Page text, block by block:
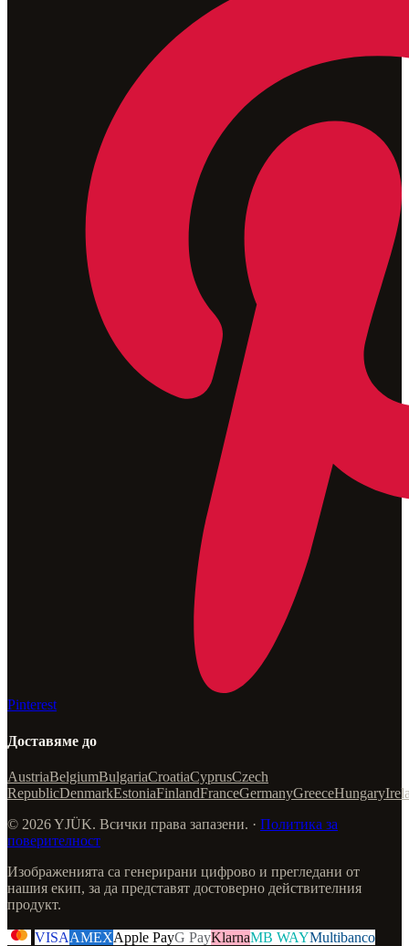
Pinterest
Доставяме до
AustriaBelgiumBulgariaCroatiaCyprusCzech
RepublicDenmarkEstoniaFinlandFranceGermanyGreeceHungary
© 2026 YJÜK. Всички права запазени. · Политика за
поверителност
Изображенията са генерирани цифрово и прегледани от
нашия екип, за да представят достоверно действителния
продукт.
VISAAMEXApple PayG PayKlarnaMB WAYMultibanco